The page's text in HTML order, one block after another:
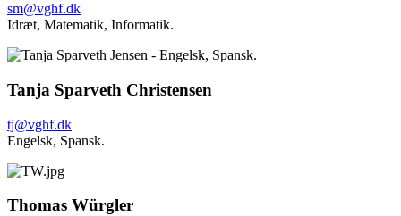
sm@vghf.dk
Idræt, Matematik, Informatik.
Tanja Sparveth Christensen
tj@vghf.dk
Engelsk, Spansk.
Thomas Würgler